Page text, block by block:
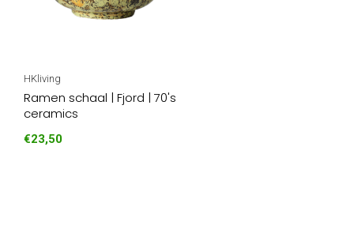
HKliving
Ramen schaal | Fjord | 70's
ceramics
€23,50